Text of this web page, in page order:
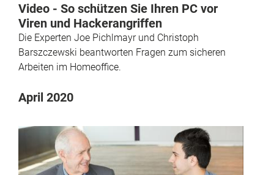
Video - So schützen Sie Ihren PC vor
Viren und Hackerangriffen
Die Experten Joe Pichlmayr und Christoph
Barszczewski beantworten Fragen zum sicheren
Arbeiten im Homeoffice.
April 2020